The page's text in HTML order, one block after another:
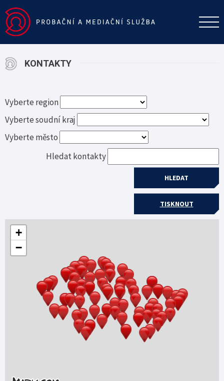
KONTAKTY
Vyberte region
Vyberte soudní kraj
Vyberte město
Hledat kontakty
TISKNOUT
+
−